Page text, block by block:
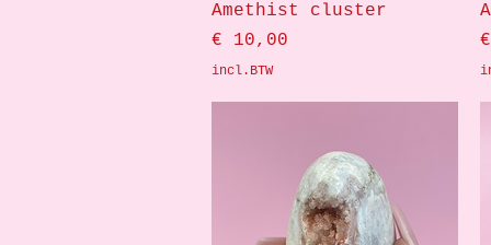
Snel overzicht
Amethist cluster
Prijs
€ 10,00
incl.BTW